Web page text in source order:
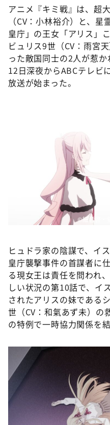
アニメ『キミ戦』は、超
（CV：小林裕介）と、
皇庁」の王女「アリス」
ビュリス9世（CV：雨宮
った敵国同士の2人が惹
12日深夜からABCテレビ
放送が始まった。
©細音啓・
ヒュドラ家の陰謀で、イ
皇庁襲撃事件の首謀者に
る現女王は責任を問われ
しい状況の第10話で、イ
されたアリスの妹である
世（CV：和氣あず未）の
の特例で一時協力関係を